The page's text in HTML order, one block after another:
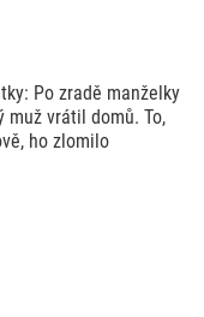
Po zradě manželky
muž vrátil domů. To,
ho zlomilo